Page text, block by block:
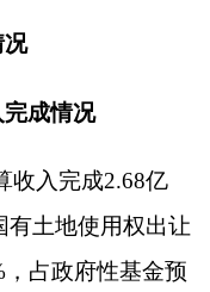
水处理、
县、阿图
。
累计完成